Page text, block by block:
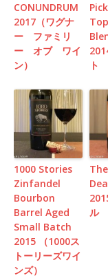
CONUNDRUM
2017（ワグナ
ー ファミリ
ー オブ ワイ
ン）
ト
1000 Stories
Zinfandel
Bourbon
Barrel Aged
Small Batch
2015 （1000ス
トーリーズワイ
ンズ）
ル